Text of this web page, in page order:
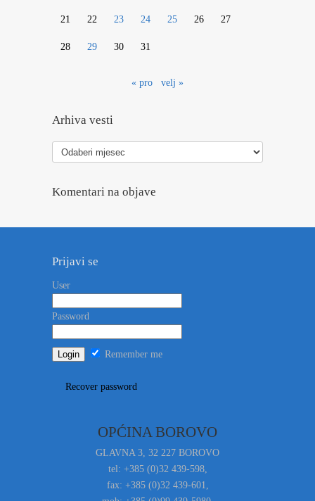
21 22 23 24 25 26 27
28 29 30 31
« pro velj »
Arhiva vesti
Arhiva
vesti
Komentari na objave
Prijavi se
User
Password
Remember me
Recover password
OPĆINA BOROVO
GLAVNA 3, 32 227 BOROVO
tel: +385 (0)32 439-598,
fax: +385 (0)32 439-601,